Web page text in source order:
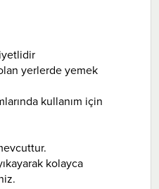
yerlerde yemek
kullanım için
kolayca